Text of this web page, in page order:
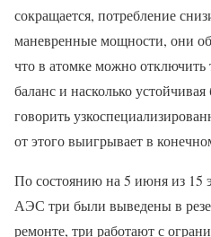
сокращается, потребление
маневренные мощности, они
что в атомке можно отключить
баланс и насколько
говорить
от этого выигрывает в
По состоянию на 5 июня из 15
АЭС три были выведены в
ремонте, три работают с